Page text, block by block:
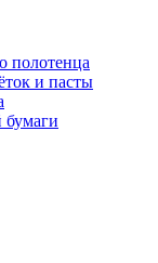
полотенца
и пасты
бумаги